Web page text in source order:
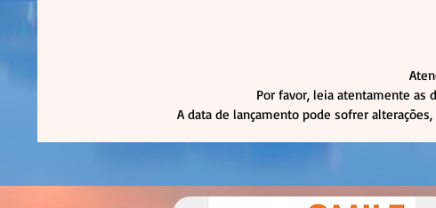
Por favor, leia atentamente as
A data de lançamento pode sofrer